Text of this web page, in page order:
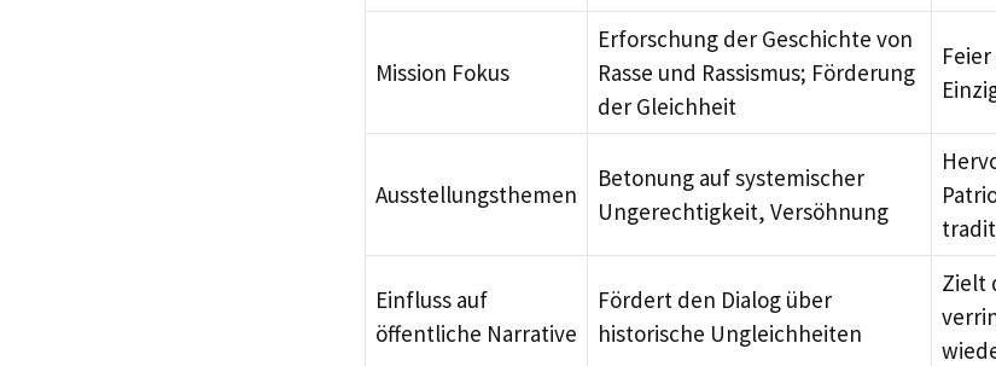
Mission Fokus
Erforschung der Geschichte von
Rasse und Rassismus; Förderung
der Gleichheit
Ausstellungsthemen
Betonung auf systemischer
Ungerechtigkeit, Versöhnung
Einfluss auf
öffentliche Narrative
Fördert den Dialog über
historische Ungleichheiten
Zielt